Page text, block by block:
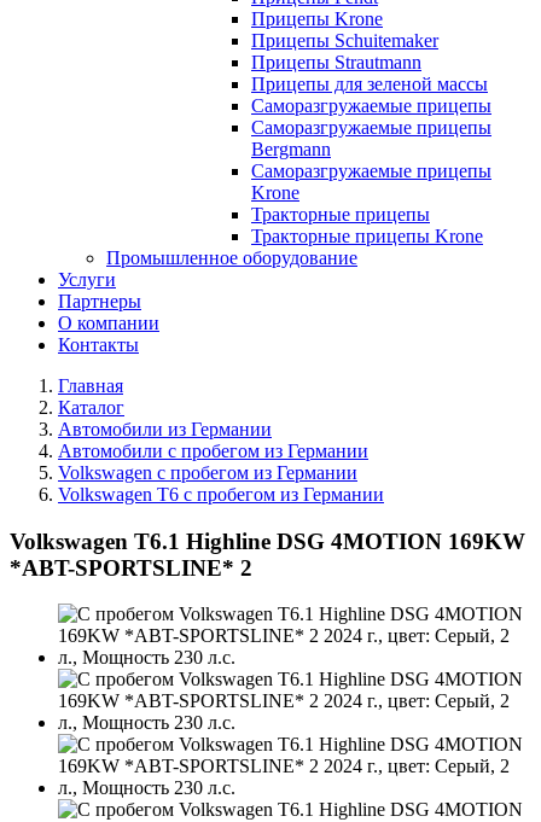
Прицепы Krone
Прицепы Schuitemaker
Прицепы Strautmann
Прицепы для зеленой массы
Саморазгружаемые прицепы
Саморазгружаемые прицепы
Bergmann
Саморазгружаемые прицепы
Krone
Тракторные прицепы
Тракторные прицепы Krone
Промышленное оборудование
Услуги
Партнеры
О компании
Контакты
Главная
Каталог
Автомобили из Германии
Автомобили с пробегом из Германии
Volkswagen с пробегом из Германии
Volkswagen T6 с пробегом из Германии
Volkswagen T6.1 Highline DSG 4MOTION 169KW
*ABT-SPORTSLINE* 2